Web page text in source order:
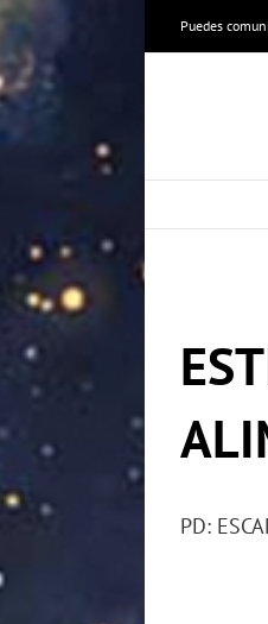
Skip
Puedes
PD: